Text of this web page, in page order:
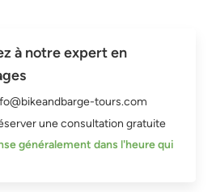
à notre expert en
tours.com
une consultation gratuite
généralement dans l'heure qui